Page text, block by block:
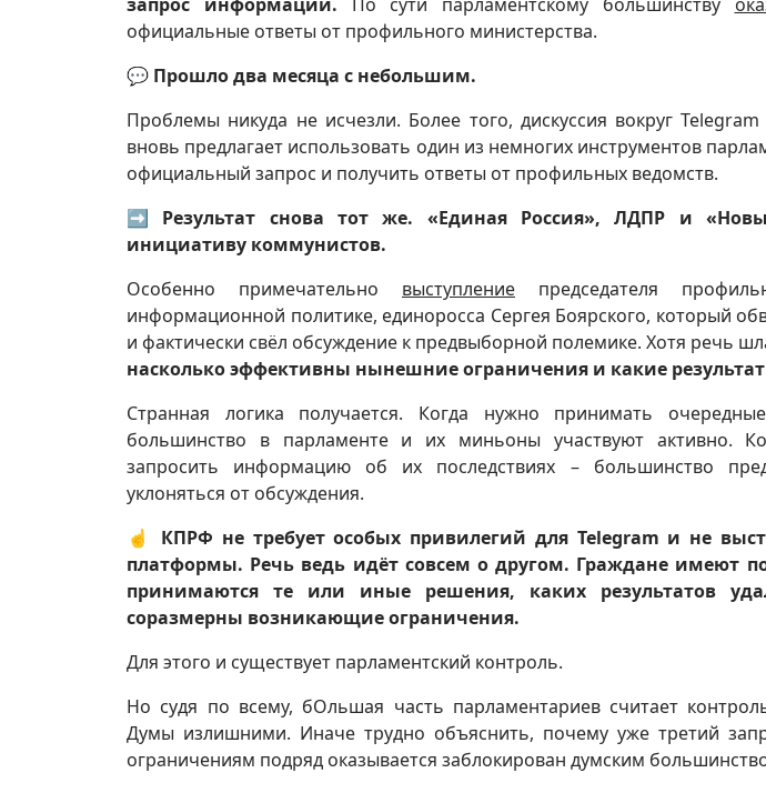
официальные ответы от профильного министерства.
💬 Прошло два месяца с небольшим.
Проблемы никуда не исчезли. Более того, дискуссия вокруг
вновь предлагает использовать один из немногих инструментов
официальный запрос и получить ответы от профильных ведомств.
➡️ Результат снова тот же. «Единая Россия», ЛДПР и
инициативу коммунистов.
Особенно примечательно выступление председателя
информационной политике, единоросса Сергея Боярского, который
и фактически свёл обсуждение к предвыборной полемике. Хотя речь
насколько эффективны нынешние ограничения и какие
Странная логика получается. Когда нужно принимать
большинство в парламенте и их миньоны участвуют активно.
запросить информацию об их последствиях – большинство
уклоняться от обсуждения.
☝️ КПРФ не требует особых привилегий для Telegram и не
платформы. Речь ведь идёт совсем о другом. Граждане имеют
принимаются те или иные решения, каких результатов
соразмерны возникающие ограничения.
Для этого и существует парламентский контроль.
Но судя по всему, бОльшая часть парламентариев считает
Думы излишними. Иначе трудно объяснить, почему уже третий
ограничениям подряд оказывается заблокирован думским